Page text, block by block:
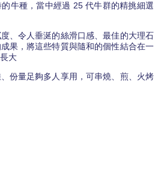
牛種，當中經過 25 代牛群的精挑細選
、令人垂涎的絲滑口感、最佳的大理石
果，將這些特質與隨和的個性結合在一
大
份量足夠多人享用，可串燒、煎、火烤